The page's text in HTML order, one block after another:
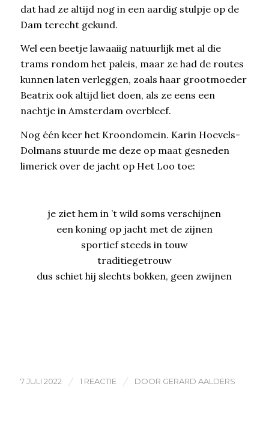
dat had ze altijd nog in een aardig stulpje op de
Dam terecht gekund.
Wel een beetje lawaaiig natuurlijk met al die
trams rondom het paleis, maar ze had de routes
kunnen laten verleggen, zoals haar grootmoeder
Beatrix ook altijd liet doen, als ze eens een
nachtje in Amsterdam overbleef.
Nog één keer het Kroondomein. Karin Hoevels-
Dolmans stuurde me deze op maat gesneden
limerick over de jacht op Het Loo toe:
je ziet hem in ’t wild soms verschijnen
een koning op jacht met de zijnen
sportief steeds in touw
traditiegetrouw
dus schiet hij slechts bokken, geen zwijnen
7 JULI 2022 / 1 REACTIE / DOOR GERARD AALDERS